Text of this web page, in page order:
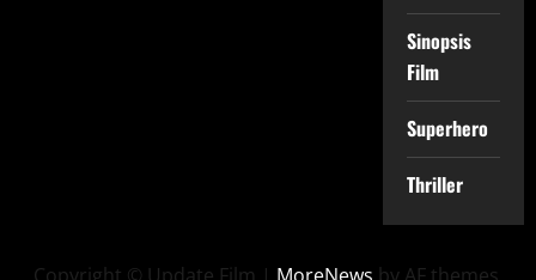
Sinopsis
Film
Superhero
Thriller